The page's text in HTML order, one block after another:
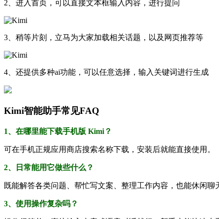
2、进入首页，可以直接文本框输入内容，进行提问
3、稍等片刻，立马为大家加载相关话题，以及网页推荐等
4、还提供多种ai功能，可以任意选择，输入关键词进行生成
Kimi智能助手常见FAQ
1、在哪里能下载手机版 Kimi？
可在手机正规应用商店搜索名称下载，安装后就能直接使用。
2、日常能用它做些什么？
既能解答各类问题、帮忙写文案、整理工作内容，也能休闲聊
3、使用操作复杂吗？